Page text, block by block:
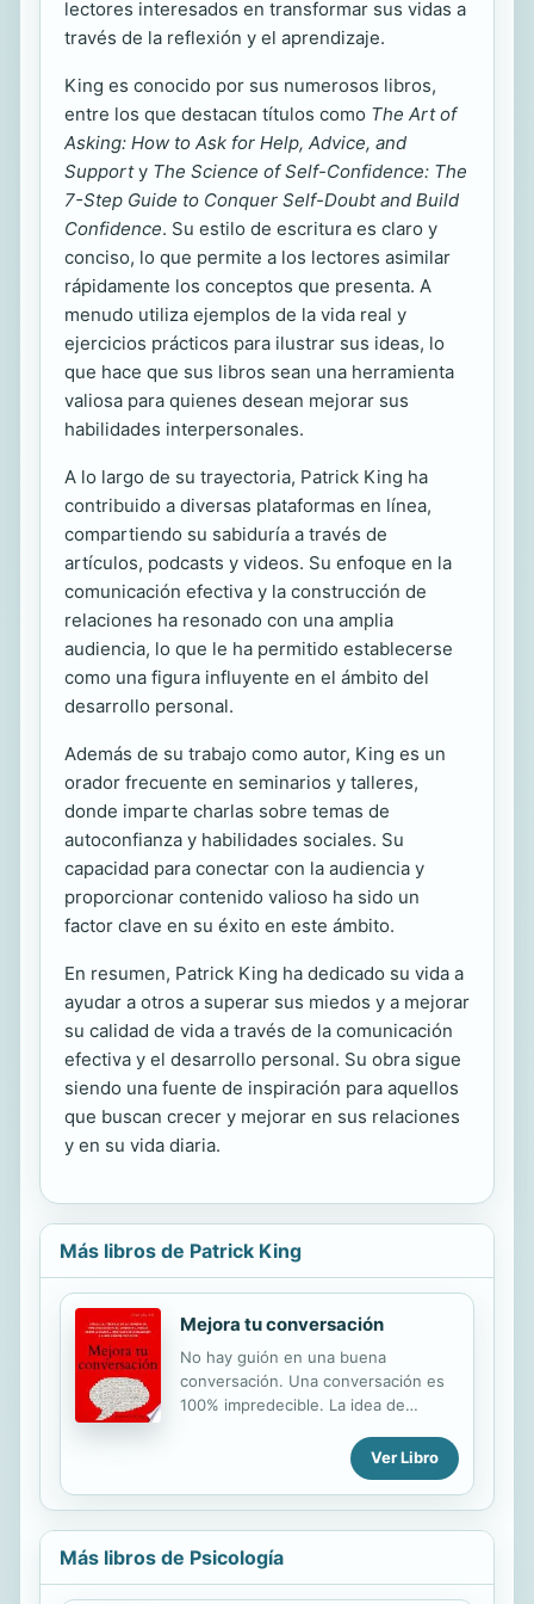
lectores interesados en transformar sus vidas a
través de la reflexión y el aprendizaje.
King es conocido por sus numerosos libros,
entre los que destacan títulos como The Art of
Asking: How to Ask for Help, Advice, and
Supporty The Science of Self-Confidence: The
7-Step Guide to Conquer Self-Doubt and Build
Confidence. Su estilo de escritura es claro y
conciso, lo que permite a los lectores asimilar
rápidamente los conceptos que presenta. A
menudo utiliza ejemplos de la vida real y
ejercicios prácticos para ilustrar sus ideas, lo
que hace que sus libros sean una herramienta
valiosa para quienes desean mejorar sus
habilidades interpersonales.
A lo largo de su trayectoria, Patrick King ha
contribuido a diversas plataformas en línea,
compartiendo su sabiduría a través de
artículos, podcasts y videos. Su enfoque en la
comunicación efectiva y la construcción de
relaciones ha resonado con una amplia
audiencia, lo que le ha permitido establecerse
como una figura influyente en el ámbito del
desarrollo personal.
Además de su trabajo como autor, King es un
orador frecuente en seminarios y talleres,
donde imparte charlas sobre temas de
autoconfianza y habilidades sociales. Su
capacidad para conectar con la audiencia y
proporcionar contenido valioso ha sido un
factor clave en su éxito en este ámbito.
En resumen, Patrick King ha dedicado su vida a
ayudar a otros a superar sus miedos y a mejorar
su calidad de vida a través de la comunicación
efectiva y el desarrollo personal. Su obra sigue
siendo una fuente de inspiración para aquellos
que buscan crecer y mejorar en sus relaciones
y en su vida diaria.
Más libros de Patrick King
Mejora tu conversación
No hay guión en una buena
conversación. Una conversación es
100% impredecible. La idea de
ser aterradora. Entonces, ¿cómo
prepararse para una conversación?
Aprende las técnicas de la comedia
mejorar todas tus conversaciones e
interacciones sociales. Aprende a
ser más rápido e inteligente en tus
Ver Libro
Más libros de Psicología